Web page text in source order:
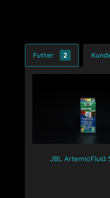
Futter 2
JBL ArtemioFluid